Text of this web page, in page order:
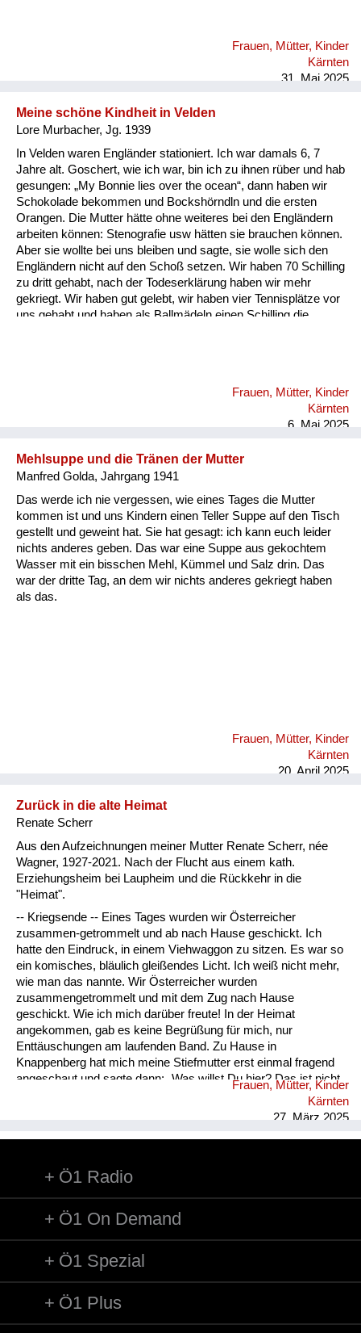
Wiederaufbau und
Wohnen
haben dann auch andere Leute aus der Nachbarschaft den
Frauen, Mütter, Kinder
Kärnten
31. Mai 2025
Meine schöne Kindheit in Velden
Lore Murbacher, Jg. 1939
In Velden waren Engländer stationiert. Ich war damals 6, 7
Jahre alt. Goschert, wie ich war, bin ich zu ihnen rüber und hab
gesungen: „My Bonnie lies over the ocean“, dann haben wir
Schokolade bekommen und Bockshörndln und die ersten
Orangen. Die Mutter hätte ohne weiteres bei den Engländern
arbeiten können: Stenografie usw hätten sie brauchen können.
Aber sie wollte bei uns bleiben und sagte, sie wolle sich den
Engländern nicht auf den Schoß setzen. Wir haben 70 Schilling
zu dritt gehabt, nach der Todeserklärung haben wir mehr
gekriegt. Wir haben gut gelebt, wir haben vier Tennisplätze vor
uns gehabt und haben als Ballmädeln einen Schilling die
ein freies Leben damals in Velden. An den Vater haben wir nur
Frauen, Mütter, Kinder
Kärnten
6. Mai 2025
Mehlsuppe und die Tränen der Mutter
Manfred Golda, Jahrgang 1941
Das werde ich nie vergessen, wie eines Tages die Mutter
kommen ist und uns Kindern einen Teller Suppe auf den Tisch
gestellt und geweint hat. Sie hat gesagt: ich kann euch leider
nichts anderes geben. Das war eine Suppe aus gekochtem
Wasser mit ein bisschen Mehl, Kümmel und Salz drin. Das
war der dritte Tag, an dem wir nichts anderes gekriegt haben
als das.
Frauen, Mütter, Kinder
Kärnten
20. April 2025
Zurück in die alte Heimat
Renate Scherr
Aus den Aufzeichnungen meiner Mutter Renate Scherr, née
Wagner, 1927-2021. Nach der Flucht aus einem kath.
Erziehungsheim bei Laupheim und die Rückkehr in die
"Heimat".
-- Kriegsende -- Eines Tages wurden wir Österreicher
zusammen-getrommelt und ab nach Hause geschickt. Ich
hatte den Eindruck, in einem Viehwaggon zu sitzen. Es war so
ein komisches, bläulich gleißendes Licht. Ich weiß nicht mehr,
wie man das nannte. Wir Österreicher wurden
zusammengetrommelt und mit dem Zug nach Hause
geschickt. Wie ich mich darüber freute! In der Heimat
angekommen, gab es keine Begrüßung für mich, nur
Enttäuschungen am laufenden Band. Zu Hause in
Knappenberg hat mich meine Stiefmutter erst einmal fragend
angeschaut und sagte dann: „Was willst Du hier? Das ist nicht
mehr Dein Zuhause! Ich bin von Deinem Vater geschieden. Du
kannst eine Nacht hier schlafen, aber morgen musst du
geschah. Ich ging am nächsten Tag zum Bahnhof nach
Koffer und Habseligkeiten hatte ich mit. Vor Unzmarkt löste ich
Frauen, Mütter, Kinder
Kärnten
27. März 2025
Ö1 Radio
Ö1 On Demand
Ö1 Spezial
Ö1 Plus